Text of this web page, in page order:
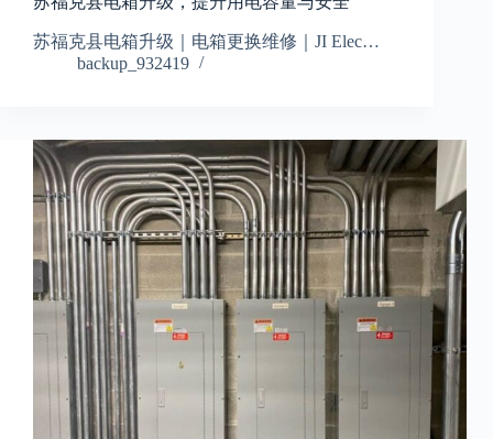
苏福克县电箱升级｜电箱更换维修｜JI Elec…
backup_932419